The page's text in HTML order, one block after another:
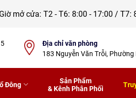
Giờ mở cửa:T2 - T6: 8:00 - 17:00 / T7:
Đông
Sản Phẩm
& Kênh Phân Phối
Địa chỉ văn phòng
183 Nguyễn Văn Trỗi, Phường